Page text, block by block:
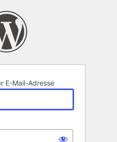
E-Mail-Adresse